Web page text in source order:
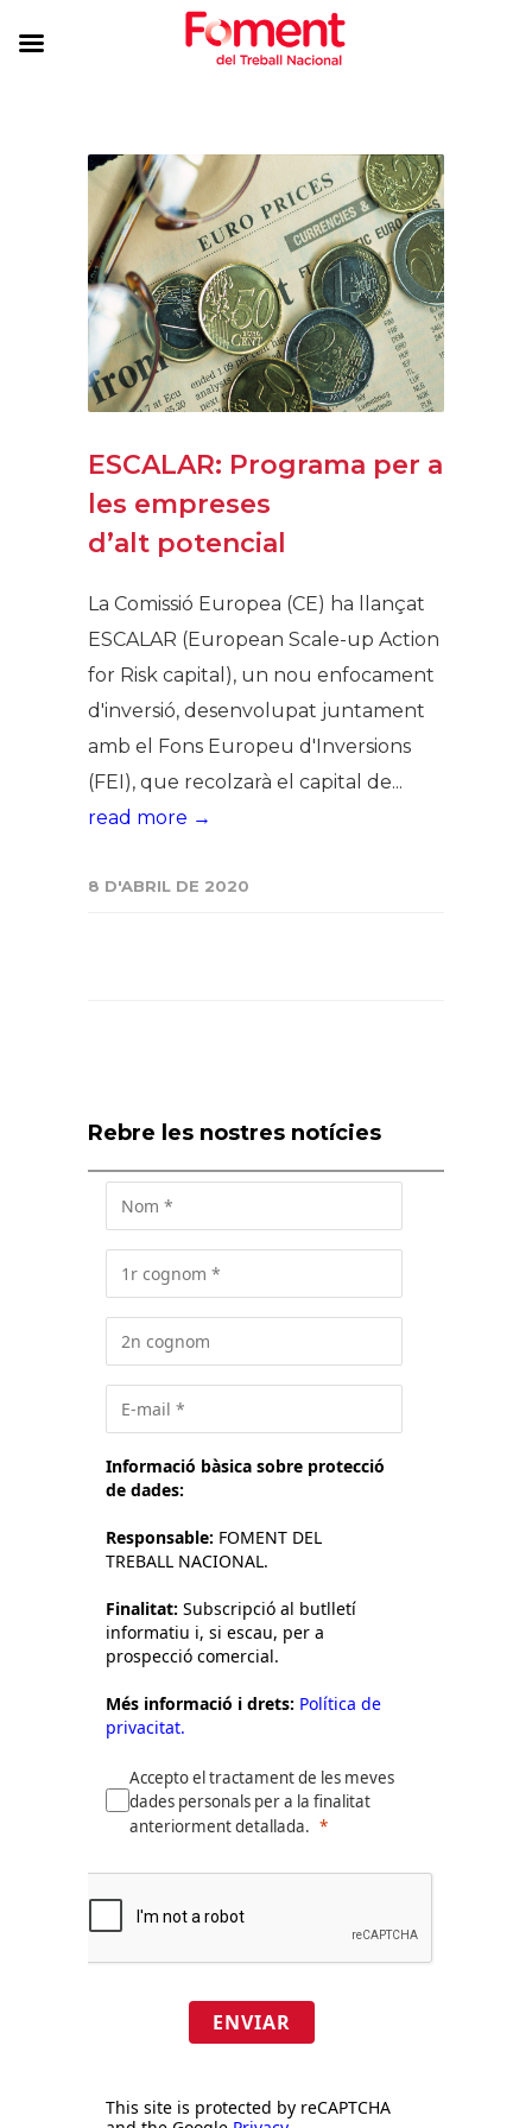
ESCALAR: Programa per a
les empreses
d’alt potencial
La Comissió Europea (CE) ha llançat
ESCALAR (European Scale-up Action
for Risk capital), un nou enfocament
d'inversió, desenvolupat juntament
amb el Fons Europeu d'Inversions
(FEI), que recolzarà el capital de...
read more →
8 D'ABRIL DE 2020
Rebre les nostres notícies
Informació bàsica sobre protecció
de dades:
Responsable: FOMENT DEL
TREBALL NACIONAL.
Finalitat: Subscripció al butlletí
informatiu i, si escau, per a
prospecció comercial.
Més informació i drets: Política de
privacitat.
Accepto el tractament de les meves
dades personals per a la finalitat
anteriorment detallada.
ENVIAR
This site is protected by reCAPTCHA